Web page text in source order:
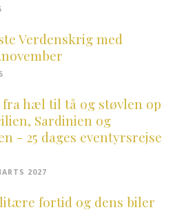
Verdenskrig med
hæl til tå og støvlen op
Sardinien og
- 25 dages eventyrsrejse
2027
fortid og dens biler